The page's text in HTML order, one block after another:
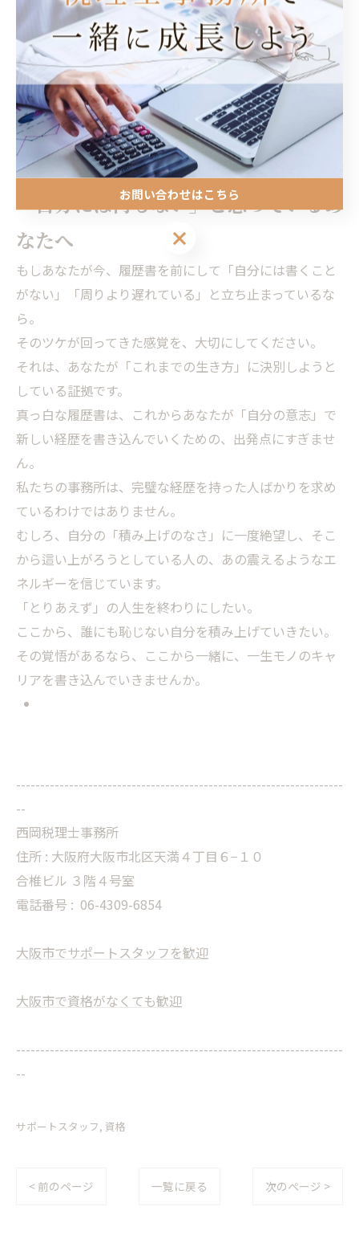
でも、あの真っ白な履歴書を見た時の寒気は、それ以上
の「やる理由」になりました。
「二度と、あんな思いはしたくない」
その一心で、私はこれまでの人生で避けてきた「本気の
努力」を自分に課しました。
「とりあえず」で選ぶのをやめ、「ここしかない」とい
う場所で、泥臭く積み上げることを決めたのです。
「自分には何もない」と思っているあ
なたへ
もしあなたが今、履歴書を前にして「自分には書くこと
がない」「周りより遅れている」と立ち止まっているな
ら。
そのツケが回ってきた感覚を、大切にしてください。
それは、あなたが「これまでの生き方」に決別しようと
している証拠です。
真っ白な履歴書は、これからあなたが「自分の意志」で
新しい経歴を書き込んでいくための、出発点にすぎませ
ん。
私たちの事務所は、完璧な経歴を持った人ばかりを求め
ているわけではありません。
むしろ、自分の「積み上げのなさ」に一度絶望し、そこ
から這い上がろうとしている人の、あの震えるようなエ
ネルギーを信じています。
「とりあえず」の人生を終わりにしたい。
ここから、誰にも恥じない自分を積み上げていきたい。
その覚悟があるなら、ここから一緒に、一生モノのキャ
リアを書き込んでいきませんか。
--------------------------------------------------------------------
--
西岡税理士事務所
住所 : 大阪府大阪市北区天満４丁目６−１０
合椎ビル ３階４号室
電話番号 : 06-4309-6854
大阪市でサポートスタッフを歓迎
大阪市で資格がなくても歓迎
--------------------------------------------------------------------
--
サポートスタッフ 資格
< 前のページ 一覧に戻る 次のページ >
お問い合わせはこちら
お問い合わせはこちら